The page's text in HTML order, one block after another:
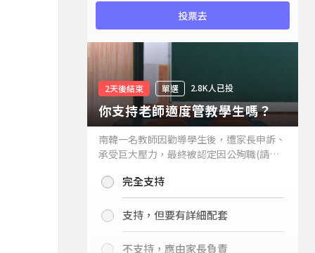
投票去
2天後結束 單選 2.8K人已投
你支持老師適度管教學生嗎？
南韓一名教師因勸導學生後，遭家長申訴、
承受巨大壓力，最終被認定因公殉職(請見
你支持老師適度管教學生嗎？
完全支持
支持，但要有詳細配套
不支持，應由家長負責